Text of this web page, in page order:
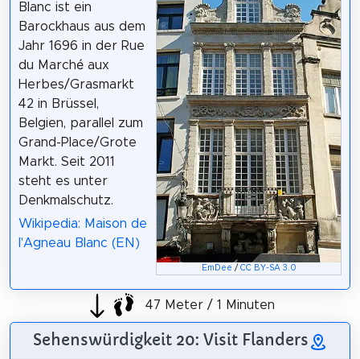
EmDee / CC BY-SA 3.0
Blanc ist ein
Barockhaus aus dem
Jahr 1696 in der Rue
du Marché aux
Herbes/Grasmarkt
42 in Brüssel,
Belgien, parallel zum
Grand-Place/Grote
Markt. Seit 2011
steht es unter
Denkmalschutz.
Wikipedia: Maison de
l'Agneau Blanc (EN)
47 Meter / 1 Minuten
Sehenswürdigkeit 20: Visit Flanders